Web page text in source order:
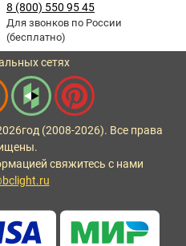
8 (800) 550 95 45
Для звонков по России
(бесплатно)
сетях
год (2008-2026). Все права
свяжитесь с нами